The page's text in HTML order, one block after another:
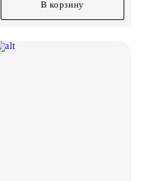
В корзину